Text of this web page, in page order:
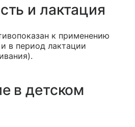
и лактация
к применению
в период лактации
в детском